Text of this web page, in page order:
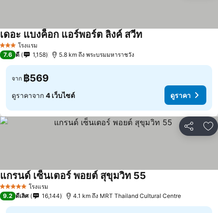
3 ดาว โรงแรม
เดอะ แบงค็อก แอร์พอร์ต ลิงค์ สวีท
7.6 ดี 1,158 5.8 km ถึง พระบรมมหาราชวัง
จาก ฿569
ดูราคาจาก 4 เว็บไซต์ ดูราคา
แชร์ เ
5 ดาว โรงแรม
แกรนด์ เซ็นเตอร์ พอยต์ สุขุมวิท 55
9.2 ดีเลิศ 16,144 4.1 km ถึง MRT Thailand Cultural Centre